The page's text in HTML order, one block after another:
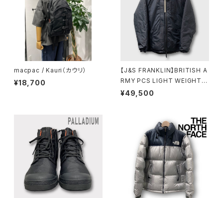
macpac / Kauri（カウリ）
¥18,700
【J&S FRANKLIN】BRITISH A
RMY PCS LIGHT WEIGHT D
OWN JACKET ライトウェイ
¥49,500